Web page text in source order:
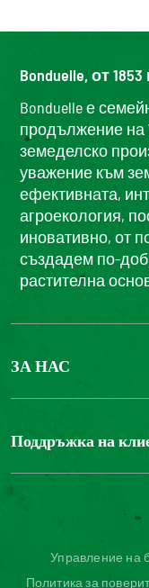
Bonduelle, от
Bonduelle е
продължение на
земеделско
уважение към
ефективната,
агроекология,
иновативно, от
създадем по-
растителна
ЗА НАС
БОНДЮЕЛ ГРУП
Поддръжка на
Свържете се с нас
Достъпност на
Управление на
Политика за